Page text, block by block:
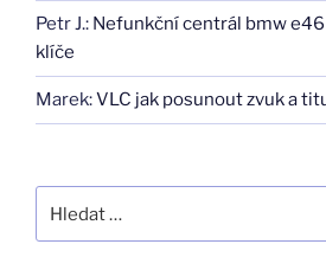
Petr J.: Nefunkční centrál bmw
klíče
Marek:VLC jak posunout zvuk a